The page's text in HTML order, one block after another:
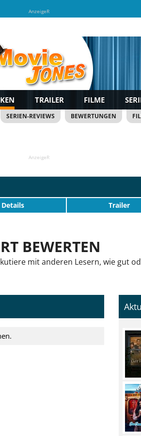
AnzeigeR
TRAILER FILME
SERIEN-REVIEWS BEWERTUNGEN
AnzeigeR
Details Trailer
BEWERTEN
mit anderen Lesern, wie gut